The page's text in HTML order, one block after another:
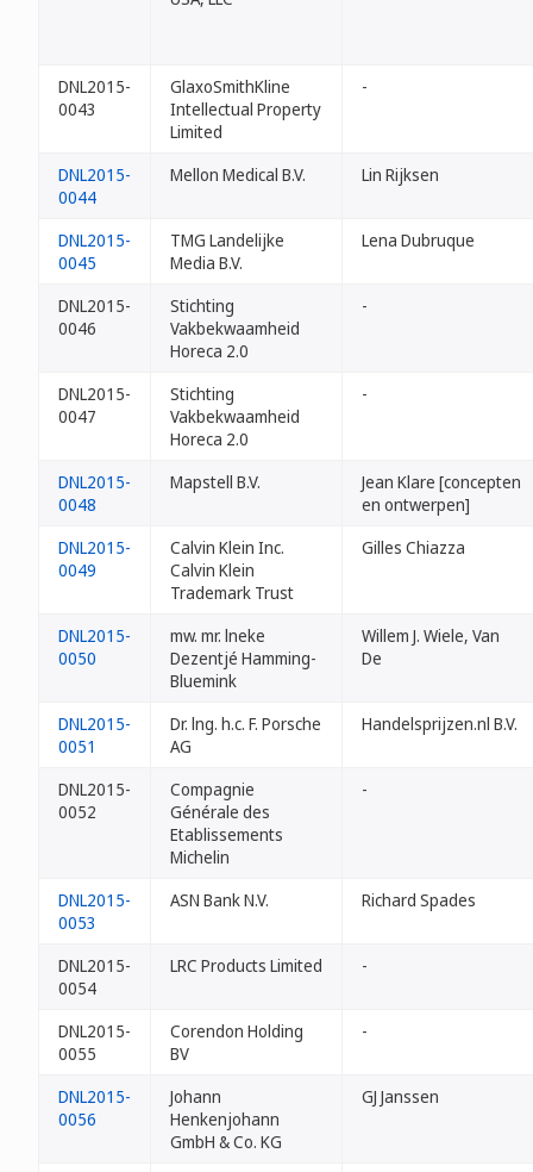
DNL2015-
0043
GlaxoSmithKline
Intellectual Property
Limited
-
DNL2015-
0044
Mellon Medical B.V. Lin Rijksen
DNL2015-
0045
TMG Landelijke
Media B.V.
Lena Dubruque
DNL2015-
0046
Stichting
Vakbekwaamheid
Horeca 2.0
-
DNL2015-
0047
Stichting
Vakbekwaamheid
Horeca 2.0
-
DNL2015-
0048
Mapstell B.V.
Jean Klare [concepten
en ontwerpen]
DNL2015-
0049
Calvin Klein Inc.
Calvin Klein
Trademark Trust
Gilles Chiazza
DNL2015-
0050
mw. mr. lneke
Dezentjé Hamming-
Bluemink
Willem J. Wiele, Van
De
DNL2015-
0051
Dr. lng. h.c. F. Porsche
AG
Handelsprijzen.nl B.V.
DNL2015-
0052
Compagnie
Générale des
Etablissements
Michelin
-
DNL2015-
0053
ASN Bank N.V. Richard Spades
DNL2015-
0054
LRC Products Limited -
DNL2015-
0055
Corendon Holding
BV
-
DNL2015-
0056
Johann
Henkenjohann
GmbH & Co. KG
GJ Janssen